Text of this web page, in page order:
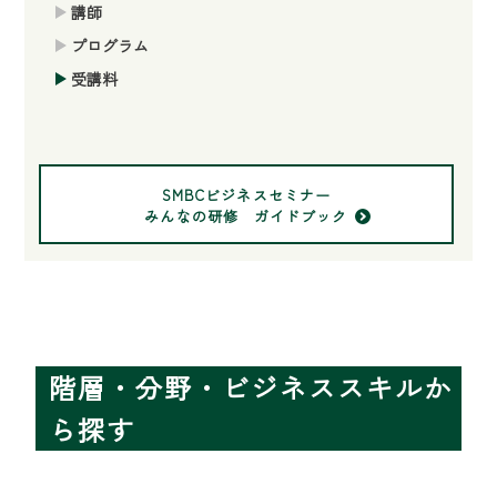
講師
プログラム
受講料
SMBCビジネスセミナー
みんなの研修 ガイドブック
階層・分野・ビジネススキルか
ら探す